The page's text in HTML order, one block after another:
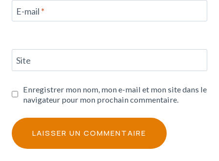
E-mail *
Site
Enregistrer mon nom, mon e-mail et mon site dans le
navigateur pour mon prochain commentaire.